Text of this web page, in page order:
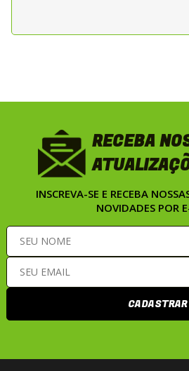
RECEBA
INSCREVA-SE E RECEBA
NOVIDADES POR
CADASTRAR